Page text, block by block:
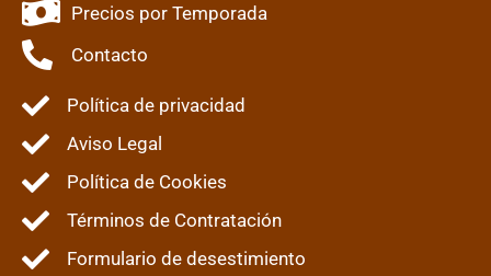
Precios por Temporada
Contacto
Política de privacidad
Aviso Legal
Política de Cookies
Términos de Contratación
Formulario de desestimiento